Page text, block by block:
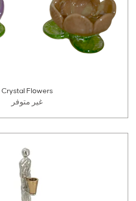
Crystal Flowers
غير متوفر